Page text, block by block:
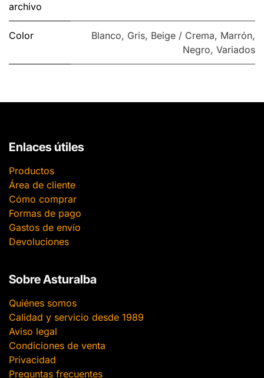
archivo
Color Blanco, Gris, Beige / Crema, Marrón,
Negro, Variados
Enlaces útiles
Productos
Área de cliente
Cómo comprar
Formas de pago
Gastos de envío
Devoluciones
Sobre Asturalba
Quiénes somos
Calidad y servicio desde 1989
Aviso legal
Condiciones de venta
Privacidad
Preguntas frecuentes